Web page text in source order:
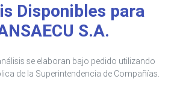
Disponibles para
S.A.
se elaboran bajo pedido utilizando
de la Superintendencia de Compañías.